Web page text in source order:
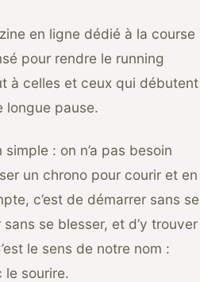
en ligne dédié à la course
pour rendre le running
à celles et ceux qui débutent
longue pause.
: on n’a pas besoin
un chrono pour courir et en
c’est de démarrer sans se
se blesser, et d’y trouver
le sens de notre nom :
le sourire.